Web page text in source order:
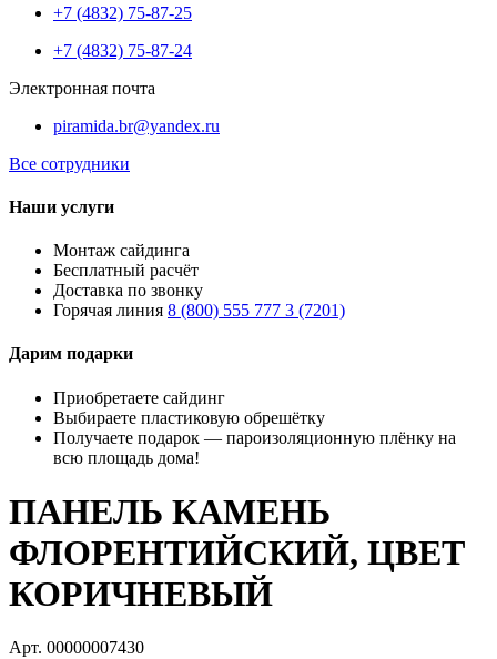
+7 (4832) 75-87-25
+7 (4832) 75-87-24
Электронная почта
piramida.br@yandex.ru
Все сотрудники
Наши услуги
Монтаж сайдинга
Бесплатный расчёт
Доставка по звонку
Горячая линия 8 (800) 555 777 3 (7201)
Дарим подарки
Приобретаете сайдинг
Выбираете пластиковую обрешётку
Получаете подарок — пароизоляционную плёнку на
всю площадь дома!
ПАНЕЛЬ КАМЕНЬ
ФЛОРЕНТИЙСКИЙ, ЦВЕТ
КОРИЧНЕВЫЙ
Арт. 00000007430